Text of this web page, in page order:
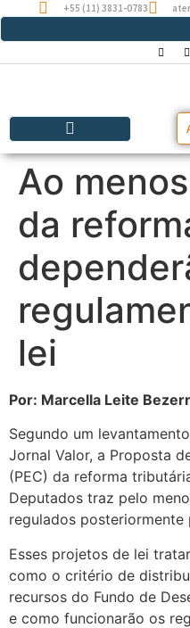
+55 (11) 3831-0783
Ao
da
lei
Por: Marcella Leite
Segundo um
Jornal Valor, a Proposta
(PEC) da reforma
Deputados traz pelo
regulados posteriormente
Esses projetos de lei
como o critério de
recursos do Fundo de
e como funcionarão os